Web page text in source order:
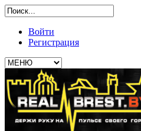
Войти
Регистрация